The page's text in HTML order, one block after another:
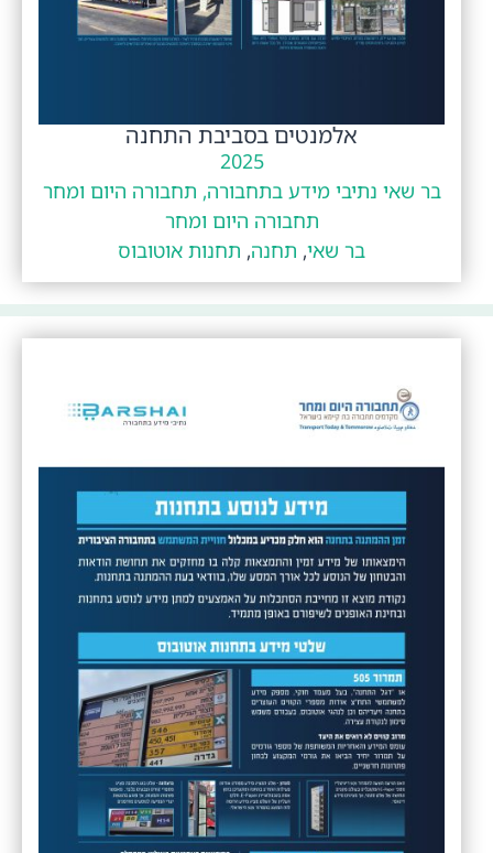
אלמנטים בסביבת התחנה
2025
בר שאי נתיבי מידע בתחבורה, תחבורה היום ומחר
תחבורה היום ומחר
בר שאי, תחנה, תחנות אוטובוס